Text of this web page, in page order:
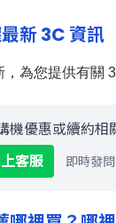
新 3C 資訊
，為您提供有關
機優惠或續約相
客服
即時發